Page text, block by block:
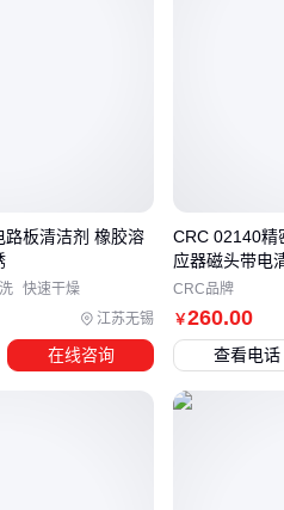
据污染物类型和工艺要求选
，先摸清三个关键问题：污染物
质耐受性如何？以下分场景给出
一：松香/树脂类助焊剂残留
江苏无锡
路板清洁剂 橡胶溶
快速干燥
在线咨询
￥260.00
CRC 02140精
应器磁头带电
CRC品牌
查看电话